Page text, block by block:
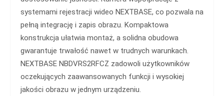
systemami rejestracji wideo NEXTBASE, co pozwala na
pełną integrację i zapis obrazu. Kompaktowa
konstrukcja ułatwia montaż, a solidna obudowa
gwarantuje trwałość nawet w trudnych warunkach.
NEXTBASE NBDVRS2RFCZ zadowoli użytkowników
oczekujących zaawansowanych funkcji i wysokiej
jakości obrazu w jednym urządzeniu.